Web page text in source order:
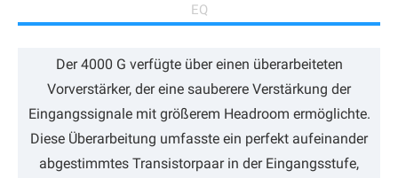
EQ
Der 4000 G verfügte über einen überarbeiteten
Vorverstärker, der eine sauberere Verstärkung der
Eingangssignale mit größerem Headroom ermöglichte.
Diese Überarbeitung umfasste ein perfekt aufeinander
abgestimmtes Transistorpaar in der Eingangsstufe,